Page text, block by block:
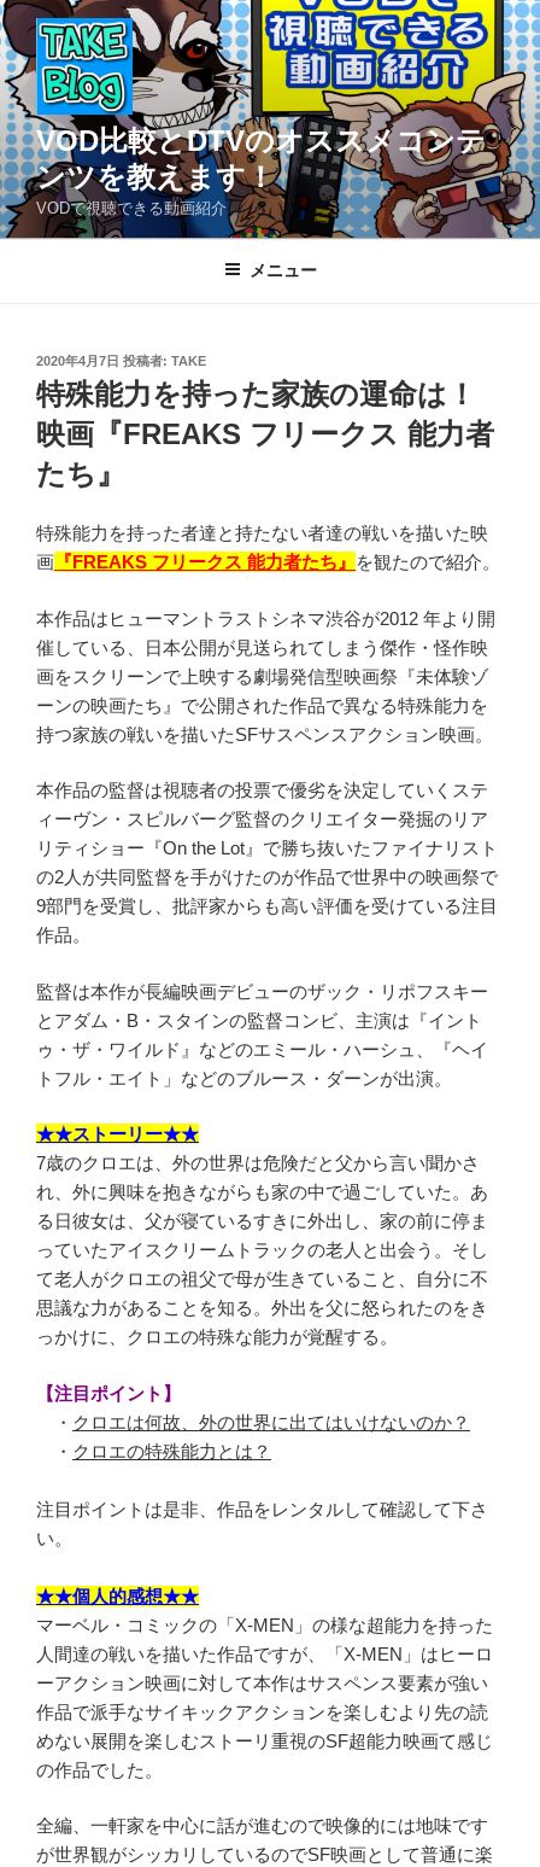
コ
ン
テ
ン
ツ
へ
ス
キ
ッ
VOD比較とDTVのオススメコンテ
ンツを教えます！
VODで視聴できる動画紹介
メニュー
投
稿
日:
2020年4月7日 投稿者: TAKE
特殊能力を持った家族の運命は！
映画『FREAKS フリークス 能力者
たち』
特殊能力を持った者達と持たない者達の戦いを描いた映
画 『FREAKS フリークス 能力者たち』 を観たので紹介。
本作品はヒューマントラストシネマ渋谷が2012 年より開
催している、日本公開が見送られてしまう傑作・怪作映
画をスクリーンで上映する劇場発信型映画祭『未体験ゾ
ーンの映画たち』で公開された作品で異なる特殊能力を
持つ家族の戦いを描いたSFサスペンスアクション映画。
本作品の監督は視聴者の投票で優劣を決定していくステ
ィーヴン・スピルバーグ監督のクリエイター発掘のリア
リティショー『On the Lot』で勝ち抜いたファイナリスト
の2人が共同監督を手がけたのが作品で世界中の映画祭で
9部門を受賞し、批評家からも高い評価を受けている注目
作品。
監督は本作が長編映画デビューのザック・リポフスキー
とアダム・B・スタインの監督コンビ、主演は『イント
ゥ・ザ・ワイルド』などのエミール・ハーシュ、『ヘイ
トフル・エイト」などのブルース・ダーンが出演。
★★ストーリー★★
7歳のクロエは、外の世界は危険だと父から言い聞かさ
れ、外に興味を抱きながらも家の中で過ごしていた。あ
る日彼女は、父が寝ているすきに外出し、家の前に停ま
っていたアイスクリームトラックの老人と出会う。そし
て老人がクロエの祖父で母が生きていること、自分に不
思議な力があることを知る。外出を父に怒られたのをき
っかけに、クロエの特殊な能力が覚醒する。
【注目ポイント】
・ クロエは何故、外の世界に出てはいけないのか？
・ クロエの特殊能力とは？
注目ポイントは是非、作品をレンタルして確認して下さ
い。
★★個人的感想★★
マーベル・コミックの「X-MEN」の様な超能力を持った
人間達の戦いを描いた作品ですが、「X-MEN」はヒーロ
ーアクション映画に対して本作はサスペンス要素が強い
作品で派手なサイキックアクションを楽しむより先の読
めない展開を楽しむストーリ重視のSF超能力映画て感じ
の作品でした。
全編、一軒家を中心に話が進むので映像的には地味です
が世界観がシッカリしているのでSF映画として普通に楽